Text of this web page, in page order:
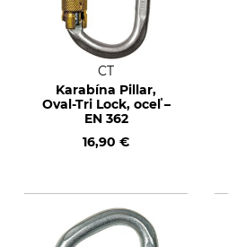
CT
Karabína Pillar,
Oval-Tri Lock, oceľ –
EN 362
16,90 €